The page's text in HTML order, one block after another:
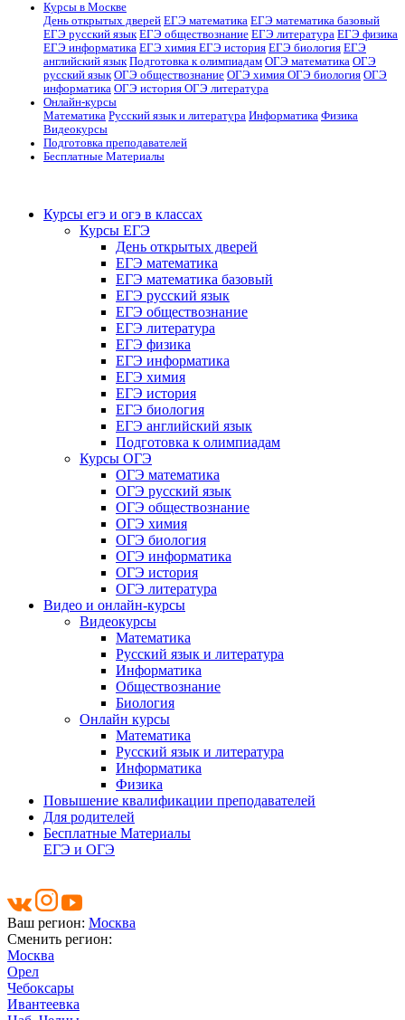
Курсы в Москве
День открытых дверей ЕГЭ математика ЕГЭ математика базовый
ЕГЭ русский язык ЕГЭ обществознание ЕГЭ литература ЕГЭ физика
ЕГЭ информатика ЕГЭ химия ЕГЭ история ЕГЭ биология ЕГЭ
английский язык Подготовка к олимпиадам ОГЭ математика ОГЭ
русский язык ОГЭ обществознание ОГЭ химия ОГЭ биология ОГЭ
информатика ОГЭ история ОГЭ литература
Онлайн-курсы
Математика Русский язык и литература Информатика Физика
Видеокурсы
Подготовка преподавателей
Бесплатные Материалы
Курсы егэ и огэ в классах
Курсы ЕГЭ
День открытых дверей
ЕГЭ математика
ЕГЭ математика базовый
ЕГЭ русский язык
ЕГЭ обществознание
ЕГЭ литература
ЕГЭ физика
ЕГЭ информатика
ЕГЭ химия
ЕГЭ история
ЕГЭ биология
ЕГЭ английский язык
Подготовка к олимпиадам
Курсы ОГЭ
ОГЭ математика
ОГЭ русский язык
ОГЭ обществознание
ОГЭ химия
ОГЭ биология
ОГЭ информатика
ОГЭ история
ОГЭ литература
Видео и онлайн-курсы
Видеокурсы
Математика
Русский язык и литература
Информатика
Обществознание
Биология
Онлайн курсы
Математика
Русский язык и литература
Информатика
Физика
Повышение квалификации преподавателей
Для родителей
Бесплатные Материалы
ЕГЭ и ОГЭ
Ваш регион: Москва
Сменить регион:
Москва
Орел
Чебоксары
Ивантеевка